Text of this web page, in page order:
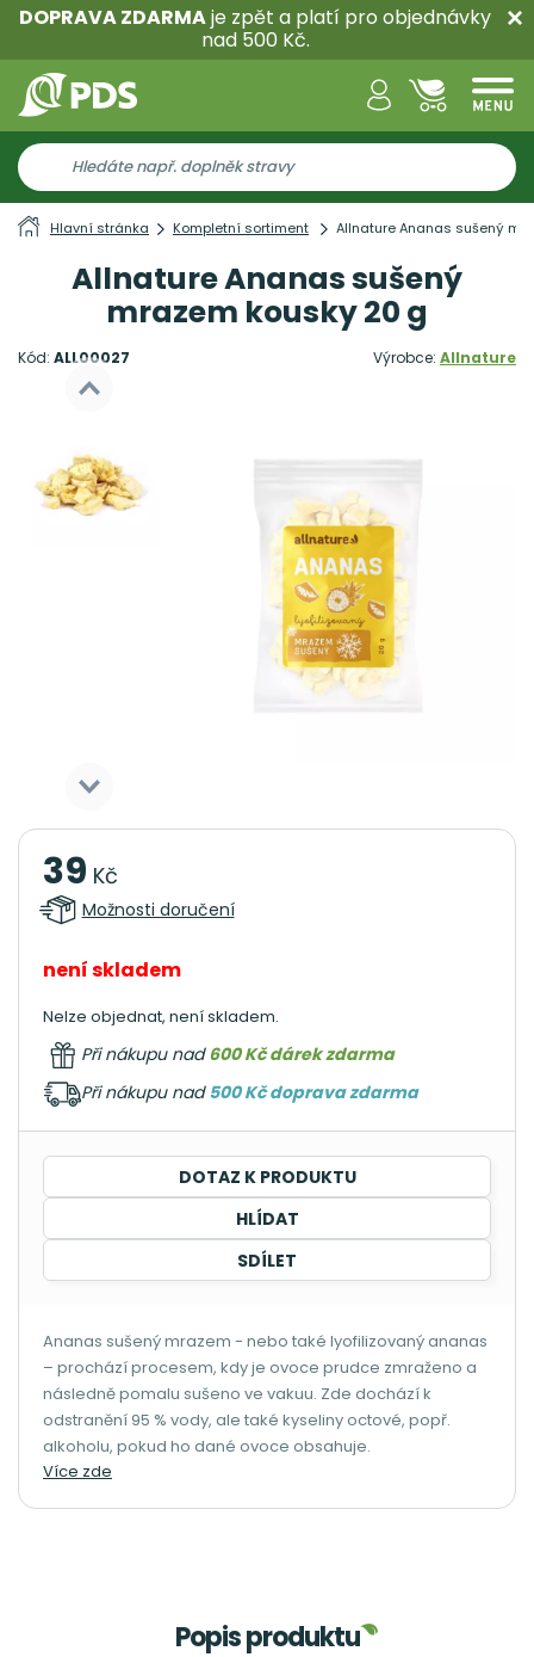
DOPRAVA ZDARMAje zpět a platí pro objednávky
nad 500 Kč.
Hlavní stránka Kompletní sortiment Allnature Ananas sušený
Allnature Ananas sušený
mrazem kousky 20 g
Kód: ALL00027 Výrobce: Allnature
39 Kč
Možnosti doručení
není skladem
Nelze objednat, není skladem.
Při nákupu nad600 Kč dárek zdarma
Při nákupu nad 500 Kč doprava zdarma
DOTAZ K PRODUKTU
HLÍDAT
SDÍLET
Ananas sušený mrazem - nebo také lyofilizovaný ananas
– prochází procesem, kdy je ovoce prudce zmraženo a
následně pomalu sušeno ve vakuu. Zde dochází k
odstranění 95 % vody, ale také kyseliny octové, popř.
alkoholu, pokud ho dané ovoce obsahuje.
Více zde
Popis produktu